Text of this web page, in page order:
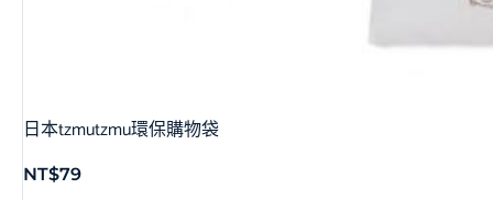
日本tzmutzmu環保購物袋
NT$79